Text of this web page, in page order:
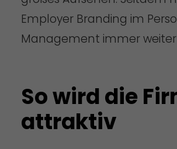
Employer Branding im
Management immer
So wird die
attraktiv